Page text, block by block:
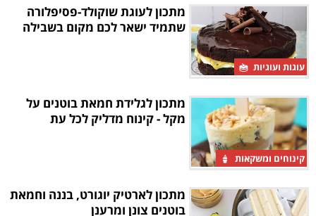
עוגות ועוגיות
מתכון לעוגת שוקולד-פסיפלורה
שתמיד ישאר לכם מקום בשבילה
קינוחים ומשקאות
מתכון לגלידת חמאת בוטנים על
מקל - קינוח מדליק לכל עת
מתכון לארטיק יוגורט, בננה וחמאת
בוטנים צונן ומרענן